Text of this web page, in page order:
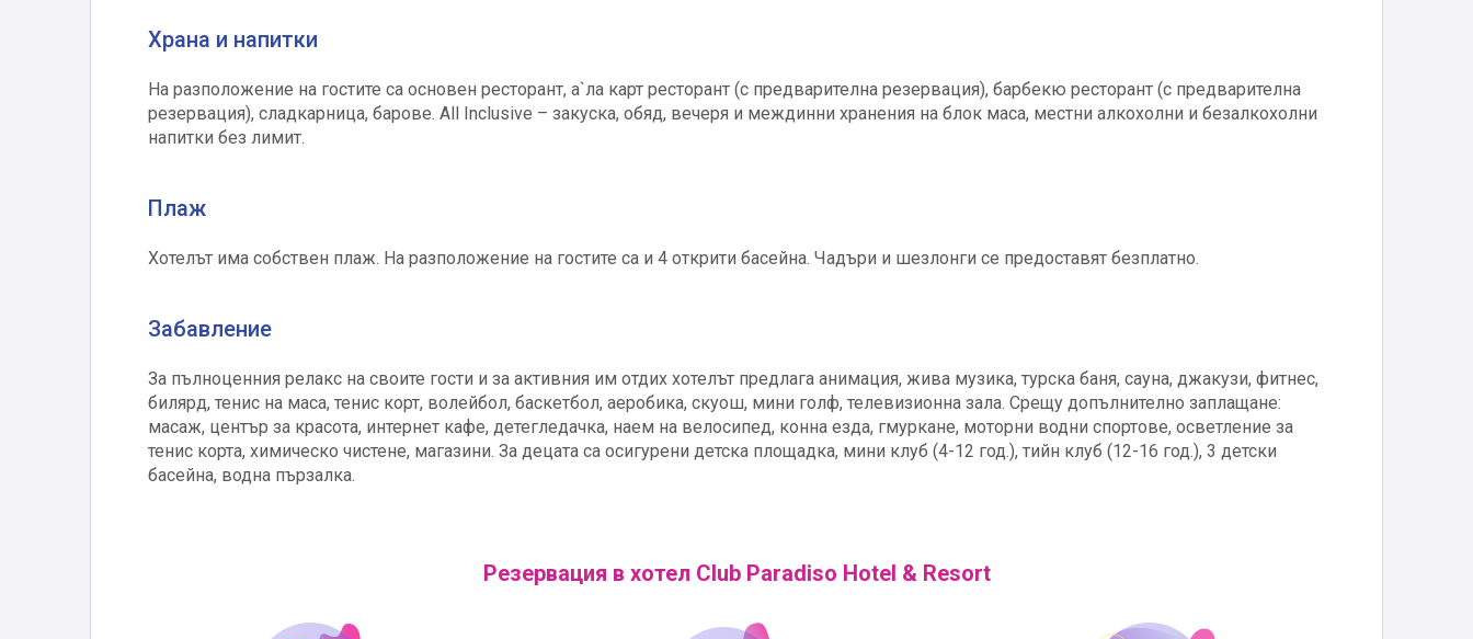
Храна и напитки
На разположение на гостите са основен ресторант, а`ла карт ресторант (с предварителна резервация), барбекю ресторант (с предварителна
резервация), сладкарница, барове. All Inclusive – закуска, обяд, вечеря и междинни хранения на блок маса, местни алкохолни и безалкохолни
напитки без лимит.
Плаж
Хотелът има собствен плаж. На разположение на гостите са и 4 открити басейна. Чадъри и шезлонги се предоставят безплатно.
Забавление
За пълноценния релакс на своите гости и за активния им отдих хотелът предлага анимация, жива музика, турска баня, сауна, джакузи, фитнес,
билярд, тенис на маса, тенис корт, волейбол, баскетбол, аеробика, скуош, мини голф, телевизионна зала. Срещу допълнително заплащане:
масаж, център за красота, интернет кафе, детегледачка, наем на велосипед, конна езда, гмуркане, моторни водни спортове, осветление за
тенис корта, химическо чистене, магазини. За децата са осигурени детска площадка, мини клуб (4-12 год.), тийн клуб (12-16 год.), 3 детски
басейна, водна пързалка.
Резервация в хотел Club Paradiso Hotel & Resort